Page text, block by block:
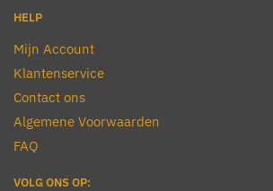
HELP
Mijn Account
Klantenservice
Contact ons
Algemene Voorwaarden
FAQ
VOLG ONS OP: